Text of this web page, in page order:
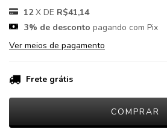
12 X DE R$41,14
3% de desconto pagando com Pix
Ver meios de pagamento
Frete grátis